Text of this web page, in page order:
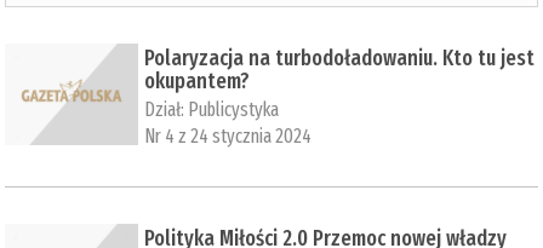
Polaryzacja na turbodoładowaniu. Kto tu jest
okupantem?
Dział: Publicystyka
Nr 4 z 24 stycznia 2024
Polityka Miłości 2.0 Przemoc nowej władzy